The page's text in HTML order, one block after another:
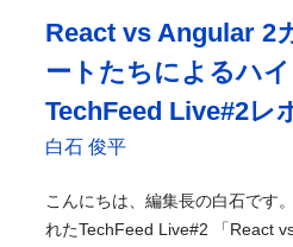
React vs Angular 2
ートたちによるハ
TechFeed Live#2レ
白石 俊平
こんにちは、編集長の白石です
れたTechFeed Live#2 「React